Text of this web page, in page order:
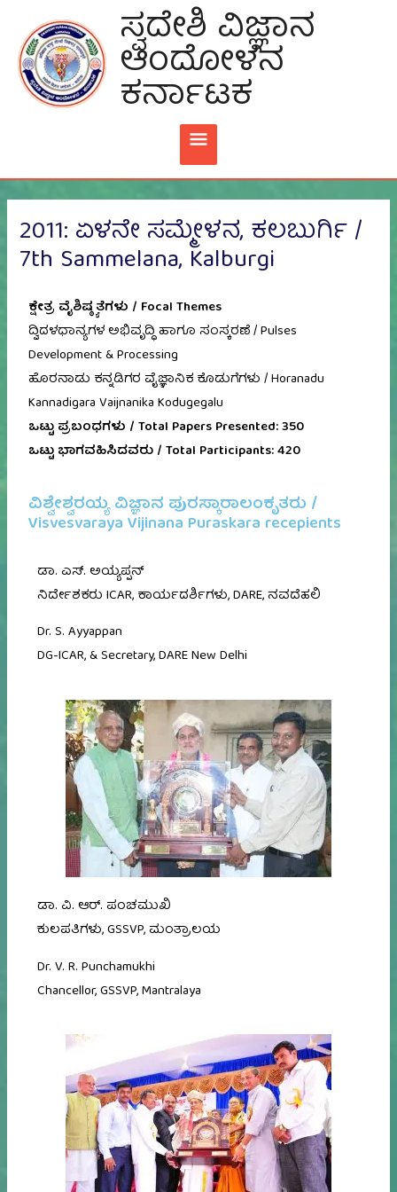
Content
ಸ್ವದೇಶಿ ವಿಜ್ಞಾನ
ಆಂದೋಳನ
ಕರ್ನಾಟಕ
MAIN
MENU
2011: ಏಳನೇ ಸಮ್ಮೇಳನ, ಕಲಬುರ್ಗಿ /
7th Sammelana, Kalburgi
ಕ್ಷೇತ್ರ ವೈಶಿಷ್ಠ್ಯತೆಗಳು / Focal Themes
ದ್ವಿದಳಧಾನ್ಯಗಳ ಅಭಿವೃದ್ಧಿ ಹಾಗೂ ಸಂಸ್ಕರಣೆ / Pulses
Development & Processing
ಹೊರನಾಡು ಕನ್ನಡಿಗರ ವೈಜ್ಞಾನಿಕ ಕೊಡುಗೆಗಳು / Horanadu
Kannadigara Vaijnanika Kodugegalu
ಒಟ್ಟು ಪ್ರಬಂಧಗಳು / Total Papers Presented: 350
ಒಟ್ಟು ಭಾಗವಹಿಸಿದವರು / Total Participants: 420
ವಿಶ್ವೇಶ್ವರಯ್ಯ ವಿಜ್ಞಾನ ಪುರಸ್ಕಾರಾಲಂಕೃತರು /
Visvesvaraya Vijinana Puraskara recepients
ಡಾ. ಎಸ್. ಅಯ್ಯಪ್ಪನ್
ನಿರ್ದೇಶಕರು ICAR, ಕಾರ್ಯದರ್ಶಿಗಳು, DARE, ನವದೆಹಲಿ
Dr. S. Ayyappan
DG-ICAR, & Secretary, DARE New Delhi
ಡಾ. ವಿ. ಆರ್. ಪಂಚಮುಖಿ
ಕುಲಪತಿಗಳು, GSSVP, ಮಂತ್ರಾಲಯ
Dr. V. R. Punchamukhi
Chancellor, GSSVP, Mantralaya